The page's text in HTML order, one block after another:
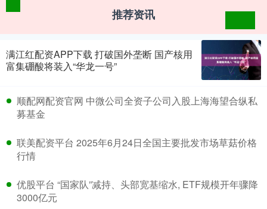
推荐资讯
满江红配资APP下载 打破国外垄断 国产核用
富集硼酸将装入“华龙一号”
顺配网配资官网 中微公司全资子公司入股上海海望合纵私
募基金
联美配资平台 2025年6月24日全国主要批发市场草菇价格
行情
优股平台 “国家队”减持、头部宽基缩水, ETF规模开年骤降
3000亿元